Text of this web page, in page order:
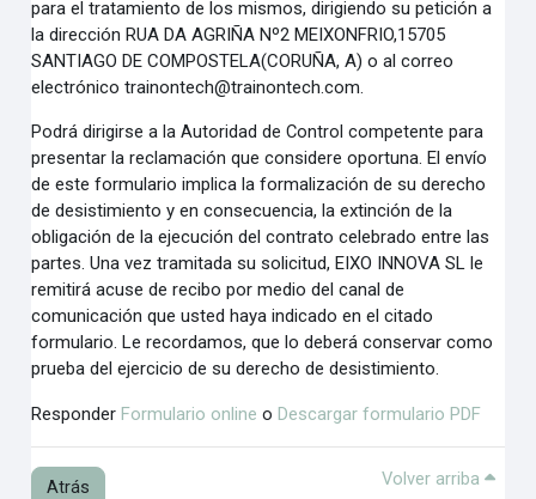
para eltratamiento de los mismos, dirigiendo su petición a
la dirección RUA DA AGRIÑA Nº2MEIXONFRIO,15705
SANTIAGO DE COMPOSTELA(CORUÑA, A) o al correo
electrónicotrainontech@trainontech.com.
Podrá dirigirse a la Autoridad de Control competente para
presentar la reclamación que considereoportuna.El envío
de este formulario implica la formalización de su derecho
de desistimiento y en consecuencia, laextinción de la
obligación de la ejecución del contrato celebrado entre las
partes. Una vez tramitada susolicitud, EIXO INNOVA SL le
remitirá acuse de recibo por medio del canal de
comunicación que ustedhaya indicado en el citado
formulario. Le recordamos, que lo deberá conservar como
prueba del ejerciciode su derecho de desistimiento.
ResponderFormulario online oDescargar formulario PDF
Atrás Volver arriba